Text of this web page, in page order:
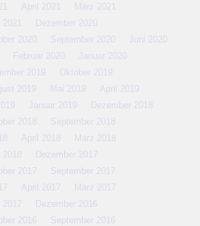
April 2021
März 2021
2021
Dezember 2020
2020 September 2020
Juni 2020
Februar 2020
Januar 2020
2019
Oktober 2019
2019 Mai 2019
April 2019
Januar 2019
Dezember 2018
2018
September 2018
April 2018
März 2018
2018
Dezember 2017
2017
September 2017
April 2017
März 2017
2017
Dezember 2016
2016
September 2016